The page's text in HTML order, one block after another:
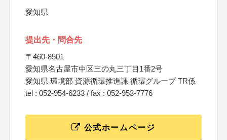
愛知県
提出先・問合先
〒460-8501
愛知県名古屋市中区三の丸三丁目1番2号
愛知県 環境部 資源循環推進課 循環グループ TR係
tel : 052-954-6233 / fax : 052-953-7776
公式ホームページ